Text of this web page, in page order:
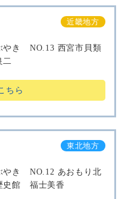
近畿地方
やき NO.13 西宮市貝類
ちら
東北地方
やき NO.12 あおもり北
史館 福士美香